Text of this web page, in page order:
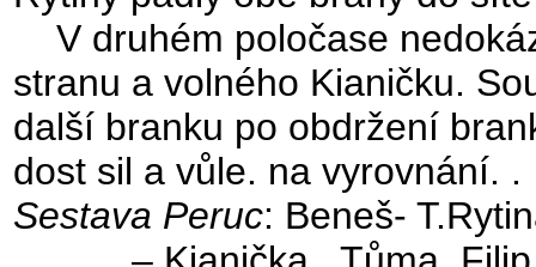
V druhém poločase
stranu a volného Kianičku.
další branku po obdržení
dost sil a vůle. na vyrovnání. .
Sestava Peruc: Beneš-